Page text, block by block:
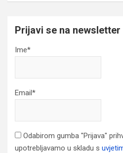
Prijavi se na newsletter
Ime*
Email*
Odabirom gumba "Prijava"
upotrebljavamo u skladu s